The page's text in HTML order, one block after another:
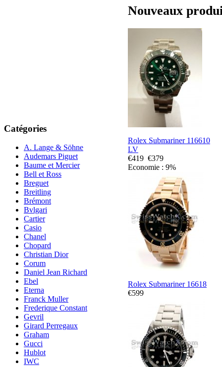
Catégories
A. Lange & Söhne
Audemars Piguet
Baume et Mercier
Bell et Ross
Breguet
Breitling
Brémont
Bvlgari
Cartier
Casio
Chanel
Chopard
Christian Dior
Corum
Daniel Jean Richard
Ebel
Eterna
Franck Muller
Frederique Constant
Gevril
Girard Perregaux
Graham
Gucci
Hublot
IWC
Nouveaux
Rolex Submariner 116610
LV
€419 €379
Economie : 9%
Rolex Submariner 16618
€599